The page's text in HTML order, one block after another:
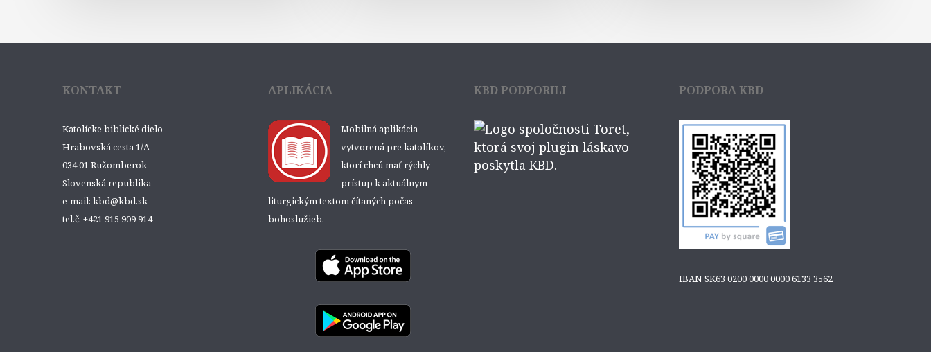
KONTAKT
Katolícke biblické dielo
Hrabovská cesta 1/A
034 01 Ružomberok
Slovenská republika
e-mail: kbd@kbd.sk
tel.č. +421 915 909 914
APLIKÁCIA
Mobilná aplikácia
vytvorená pre katolíkov,
ktorí chcú mať rýchly
prístup k aktuálnym
liturgickým textom čítaných počas
bohoslužieb.
KBD PODPORILI PODPORA KBD
IBAN SK63 0200 0000 0000 6133 3562